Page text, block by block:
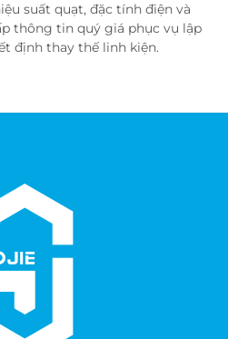
suất quạt, đặc tính điện và
thông tin quý giá phục vụ lập
định thay thế linh kiện.